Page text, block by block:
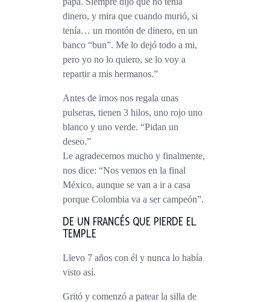
dinero, y mira que cuando murió, si
tenía… un montón de dinero, en un
banco “bun”. Me lo dejó todo a mi,
pero yo no lo quiero, se lo voy a
repartir a mis hermanos.”
Antes de irnos nos regala unas
pulseras, tienen 3 hilos, uno rojo uno
blanco y uno verde. “Pidan un
deseo.”
Le agradecemos mucho y finalmente,
nos dice: “Nos vemos en la final
México, aunque se van a ir a casa
porque Colombia va a ser campeón”.
DE UN FRANCÉS QUE PIERDE EL
TEMPLE
Llevo 7 años con él y nunca lo había
visto así.
Gritó y comenzó a patear la silla de